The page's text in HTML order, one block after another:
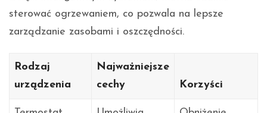
sterować ogrzewaniem, co pozwala na lepsze
zarządzanie zasobami i oszczędności.
Rodzaj
urządzenia
Najważniejsze
cechy
Korzyści